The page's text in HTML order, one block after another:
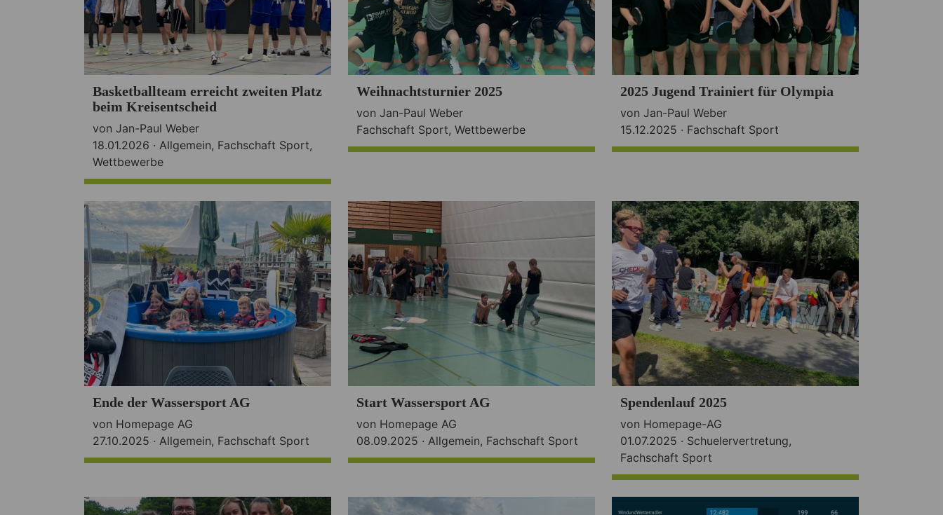
Basketballteam erreicht zweiten Platz
beim Kreisentscheid
von Jan-Paul Weber
18.01.2026 · Allgemein, Fachschaft Sport,
Wettbewerbe
Weihnachtsturnier 2025
von Jan-Paul Weber
Fachschaft Sport, Wettbewerbe
2025 Jugend Trainiert für Olympia
von Jan-Paul Weber
15.12.2025 · Fachschaft Sport
Ende der Wassersport AG
von Homepage AG
27.10.2025 · Allgemein, Fachschaft Sport
Start Wassersport AG
von Homepage AG
08.09.2025 · Allgemein, Fachschaft Sport
Spendenlauf 2025
von Homepage-AG
01.07.2025 · Schuelervertretung,
Fachschaft Sport